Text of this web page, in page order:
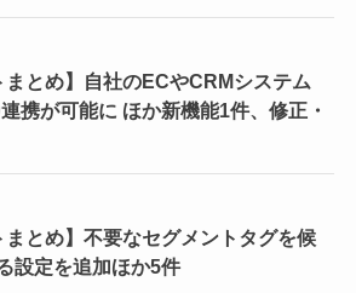
まとめ】自社のECやCRMシステム
携が可能に ほか新機能1件、修正・
まとめ】不要なセグメントタグを候
設定を追加ほか5件